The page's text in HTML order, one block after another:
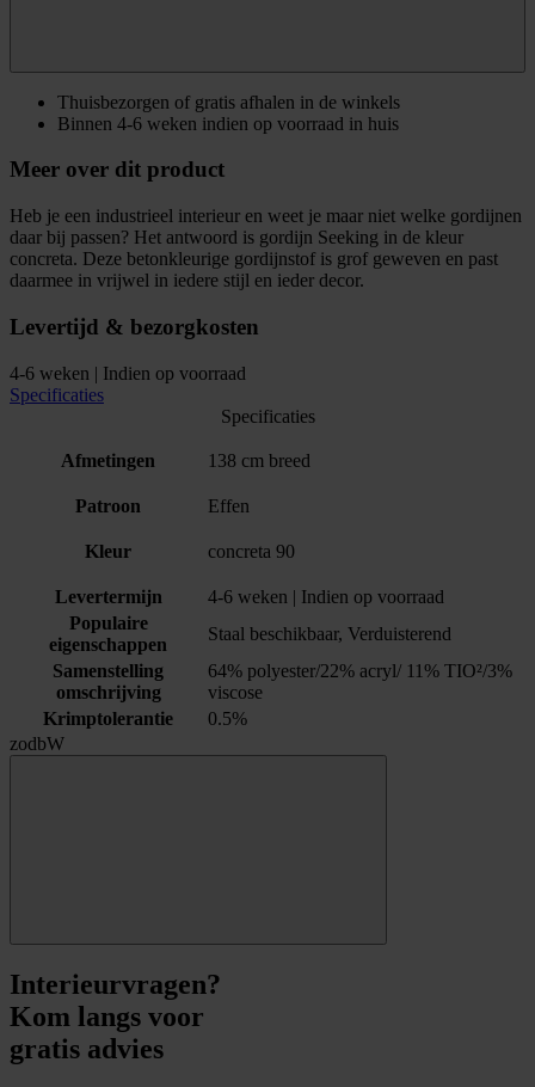
Thuisbezorgen of gratis afhalen in de winkels
Binnen 4-6 weken indien op voorraad in huis
Meer over dit product
Heb je een industrieel interieur en weet je maar niet welke gordijnen
daar bij passen? Het antwoord is gordijn Seeking in de kleur
concreta. Deze betonkleurige gordijnstof is grof geweven en past
daarmee in vrijwel in iedere stijl en ieder decor.
Levertijd & bezorgkosten
4-6 weken | Indien op voorraad
Specificaties
Specificaties
Afmetingen 138 cm breed
Patroon Effen
Kleur concreta 90
Levertermijn
4-6 weken | Indien op voorraad
Populaire
eigenschappen
Staal beschikbaar, Verduisterend
Samenstelling
omschrijving
64% polyester/22% acryl/ 11% TIO²/3%
viscose
Krimptolerantie
0.5%
zodbW
Interieurvragen?
Kom langs voor
gratis advies